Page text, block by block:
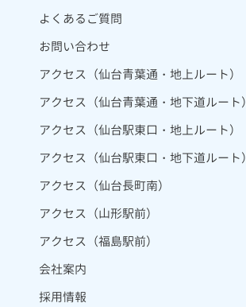
よくあるご質問
お問い合わせ
アクセス（仙台青葉通・地上ルート）
アクセス（仙台青葉通・地下道ルート）
アクセス（仙台駅東口・地上ルート）
アクセス（仙台駅東口・地下道ルート）
アクセス（仙台長町南）
アクセス（山形駅前）
アクセス（福島駅前）
会社案内
採用情報